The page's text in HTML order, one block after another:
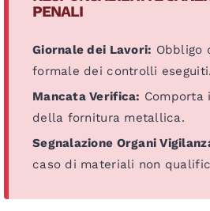
PENALI
Giornale dei Lavori: Obbligo
formale dei controlli eseguiti.
Mancata Verifica: Comporta
della fornitura metallica.
Segnalazione Organi
caso di materiali non